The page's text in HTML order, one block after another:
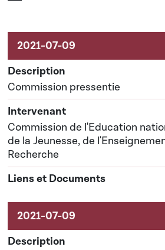
Commission pressentie
Commission de l'Education
de la Jeunesse, de
Recherche